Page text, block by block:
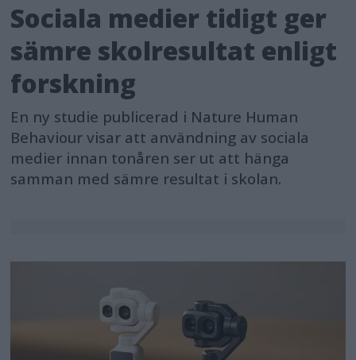
model of governance built around
technology. We must now focus on
putting this law into practice”.
Next steps
The regulation is still subject to a final
lawyer-linguist check and is expected
It will enter into force twenty days
Sociala medier tidigt ger
sämre skolresultat enligt
forskning
En ny studie publicerad i Nature Human
Behaviour visar att användning av sociala
medier innan tonåren ser ut att hänga
samman med sämre resultat i skolan.